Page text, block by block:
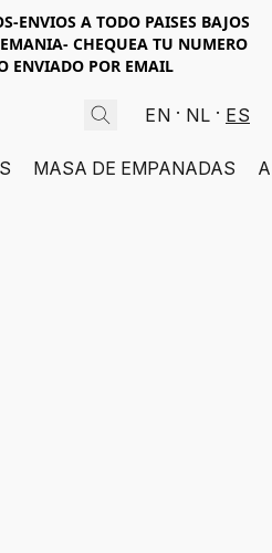
ENVIOS A TODO PAISES BAJOS
CHEQUEA TU NUMERO
ENVIADO POR EMAIL
EN NL ES
MASA DE EMPANADAS